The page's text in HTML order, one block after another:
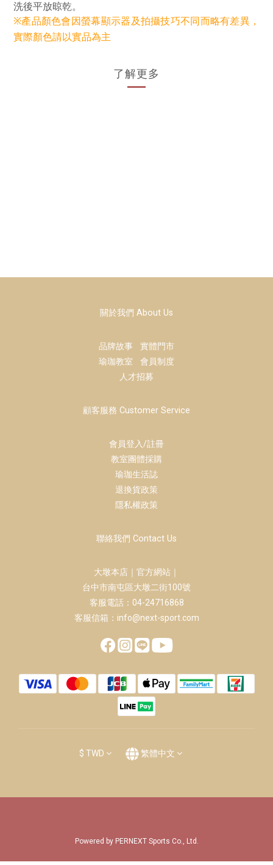
洗後平放晾乾。
※產品顏色會因螢幕顯示器及拍攝技巧不同而略有差異，
實際顏色請以實品為主
了解更多
關於我們 About Us
品牌故事 實體門市
瑜珈教室 會員制度
人才招募
顧客服務 Customer Service
會員登入/註冊
教室團體採購
瑜珈生活誌
退換貨政策
隱私權政策
聯絡我們 Contact Us
大墩本店｜官方網站｜
台中市南屯區大墩二街100號
客服電話：04-24716868
客服信箱：info@next-sport.com
$ TWD 繁體中文
Powered by PERNEXT Sports Co., Ltd.